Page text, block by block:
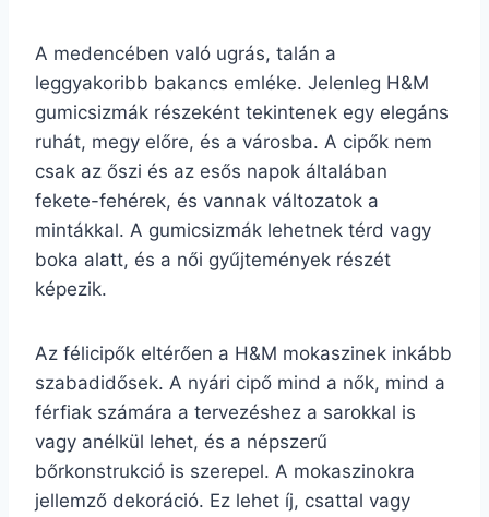
A medencében való ugrás, talán a
leggyakoribb bakancs emléke. Jelenleg H&M
gumicsizmák részeként tekintenek egy elegáns
ruhát, megy előre, és a városba. A cipők nem
csak az őszi és az esős napok általában
fekete-fehérek, és vannak változatok a
mintákkal. A gumicsizmák lehetnek térd vagy
boka alatt, és a női gyűjtemények részét
képezik.
Az félicipők eltérően a H&M mokaszinek inkább
szabadidősek. A nyári cipő mind a nők, mind a
férfiak számára a tervezéshez a sarokkal is
vagy anélkül lehet, és a népszerű
bőrkonstrukció is szerepel. A mokaszinokra
jellemző dekoráció. Ez lehet íj, csattal vagy